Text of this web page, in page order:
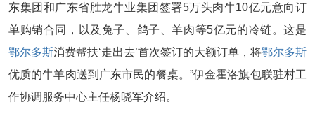
东集团和广东省胜龙牛业集团签署5万头肉牛10亿元意向订
单购销合同，以及兔子、鸽子、羊肉等5亿元的冷链。这是
鄂尔多斯消费帮扶‘走出去’首次签订的大额订单，将鄂尔多斯
优质的牛羊肉送到广东市民的餐桌。”伊金霍洛旗包联驻村工
作协调服务中心主任杨晓军介绍。